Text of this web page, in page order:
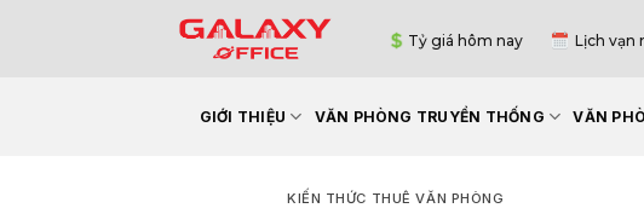
Tỷ giá hôm nay Lịch vạn
GIỚI THIỆU VĂN PHÒNG TRUYỀN THỐNG VĂN
KIẾN THỨC THUÊ VĂN PHÒNG